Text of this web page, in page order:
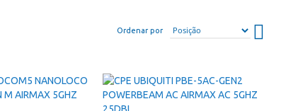
Ordenar por